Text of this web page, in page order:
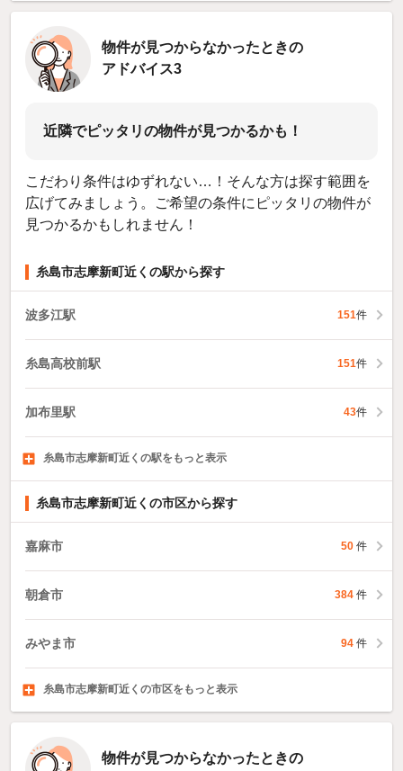
物件が見つからなかったときの
アドバイス3
近隣でピッタリの物件が見つかるかも！
こだわり条件はゆずれない…！そんな方は探す範囲を
広げてみましょう。ご希望の条件にピッタリの物件が
見つかるかもしれません！
糸島市志摩新町近くの駅から探す
波多江駅 151件
糸島高校前駅 151件
加布里駅 43件
一貴山駅12件
筑前前原駅154件
福吉駅3件
糸島市志摩新町近くの駅をもっと表示
糸島市志摩新町近くの市区から探す
嘉麻市 50 件
朝倉市 384 件
みやま市 94 件
那珂川市181件
糟屋郡宇美町91件
糟屋郡篠栗町66件
糸島市志摩新町近くの市区をもっと表示
物件が見つからなかったときの